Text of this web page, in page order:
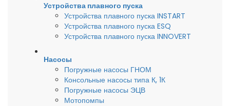
Устройства плавного пуска
Устройства плавного пуска INSTART
Устройства плавного пуска ESQ
Устройства плавного пуска INNOVERT
Насосы
Погружные насосы ГНОМ
Консольные насосы типа К, 1К
Погружные насосы ЭЦВ
Мотопомпы